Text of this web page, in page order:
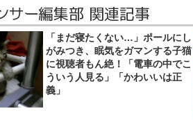
サー編集部 関連記事
「まだ寝たくない…」ポールにし
がみつき、眠気をガマンする子猫
に視聴者もん絶！「電車の中でこ
ういう人見る」「かわいいは正
義」